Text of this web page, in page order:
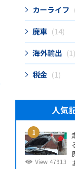
カーライフ
廃車 (14)
海外輸出 (1)
税金 (1)
人気
View 47913